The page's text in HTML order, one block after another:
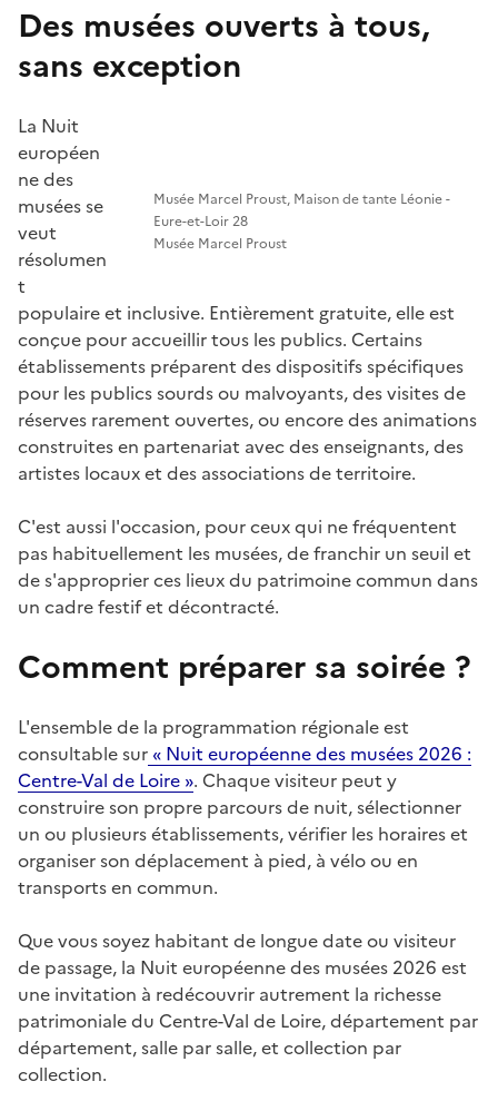
Des musées ouverts à tous,
sans exception
Musée Marcel Proust, Maison de tante Léonie -
Eure-et-Loir 28
Musée Marcel Proust
La Nuit
européen
ne des
musées se
veut
résolumen
t
populaire et inclusive. Entièrement gratuite, elle est
conçue pour accueillir tous les publics. Certains
établissements préparent des dispositifs spécifiques
pour les publics sourds ou malvoyants, des visites de
réserves rarement ouvertes, ou encore des animations
construites en partenariat avec des enseignants, des
artistes locaux et des associations de territoire.
C'est aussi l'occasion, pour ceux qui ne fréquentent
pas habituellement les musées, de franchir un seuil et
de s'approprier ces lieux du patrimoine commun dans
un cadre festif et décontracté.
Comment préparer sa soirée ?
L'ensemble de la programmation régionale est
consultable sur « Nuit européenne des musées 2026 :
Centre-Val de Loire ». Chaque visiteur peut y
construire son propre parcours de nuit, sélectionner
un ou plusieurs établissements, vérifier les horaires et
organiser son déplacement à pied, à vélo ou en
transports en commun.
Que vous soyez habitant de longue date ou visiteur
de passage, la Nuit européenne des musées 2026 est
une invitation à redécouvrir autrement la richesse
patrimoniale du Centre-Val de Loire, département par
département, salle par salle, et collection par
collection.